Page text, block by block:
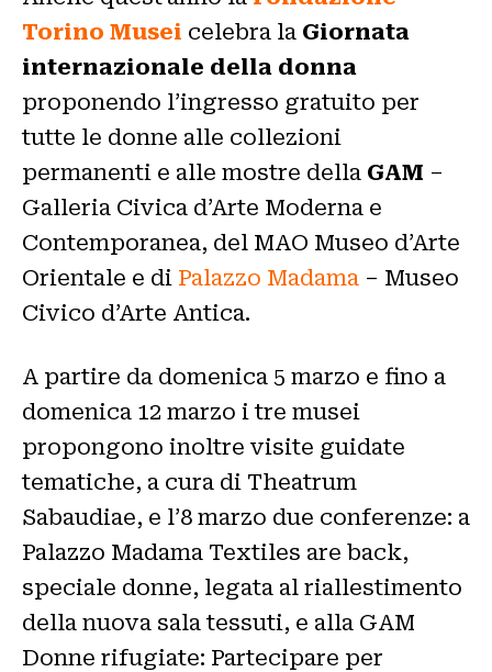
Torino Musei celebra la Giornata
internazionale della donna
proponendo l’ingresso gratuito per
tutte le donne alle collezioni
permanenti e alle mostre della GAM –
Galleria Civica d’Arte Moderna e
Contemporanea, del MAO Museo d’Arte
Orientale e di Palazzo Madama – Museo
Civico d’Arte Antica.
A partire da domenica 5 marzo e fino a
domenica 12 marzo i tre musei
propongono inoltre visite guidate
tematiche, a cura di Theatrum
Sabaudiae, e l’8 marzo due conferenze: a
Palazzo Madama Textiles are back,
speciale donne, legata al riallestimento
della nuova sala tessuti, e alla GAM
Donne rifugiate: Partecipare per